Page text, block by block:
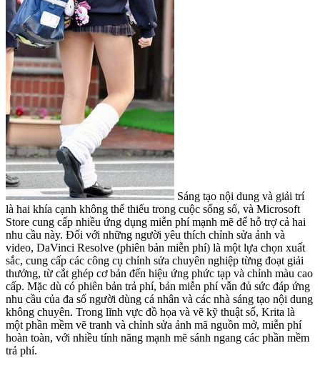
Sáng tạo nội dung và giải trí
là hai khía cạnh không thể thiếu trong cuộc sống số, và Microsoft
Store cung cấp nhiều ứng dụng miễn phí mạnh mẽ để hỗ trợ cả hai
nhu cầu này. Đối với những người yêu thích chỉnh sửa ảnh và
video, DaVinci Resolve (phiên bản miễn phí) là một lựa chọn xuất
sắc, cung cấp các công cụ chỉnh sửa chuyên nghiệp từng đoạt giải
thưởng, từ cắt ghép cơ bản đến hiệu ứng phức tạp và chỉnh màu cao
cấp. Mặc dù có phiên bản trả phí, bản miễn phí vẫn đủ sức đáp ứng
nhu cầu của đa số người dùng cá nhân và các nhà sáng tạo nội dung
không chuyên. Trong lĩnh vực đồ họa và vẽ kỹ thuật số, Krita là
một phần mềm vẽ tranh và chỉnh sửa ảnh mã nguồn mở, miễn phí
hoàn toàn, với nhiều tính năng mạnh mẽ sánh ngang các phần mềm
trả phí.